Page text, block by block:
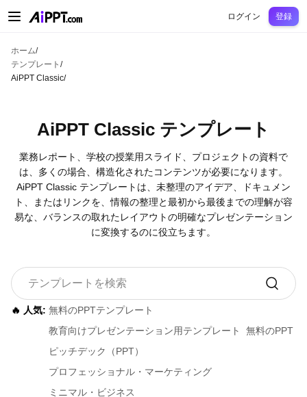
テンプレート教育先
ログイン 登録
ホーム/
テンプレート /
AiPPT Classic/
AiPPT Classic テンプレート
業務レポート、学校の授業用スライド、プロジェクトの資料で
は、多くの場合、構造化されたコンテンツが必要になります。
AiPPT Classic テンプレートは、未整理のアイデア、ドキュメン
ト、またはリンクを、情報の整理と最初から最後までの理解が容
易な、バランスの取れたレイアウトの明確なプレゼンテーション
に変換するのに役立ちます。
🔥 人気: 無料のPPTテンプレート
教育向けプレゼンテーション用テンプレート
無料のPPT
ピッチデック（PPT）
プロフェッショナル・マーケティング
ミニマル・ビジネス